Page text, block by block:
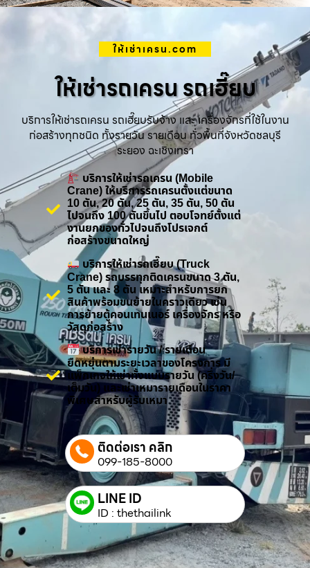
ให้เช่าเครน.com
ให้เช่ารถเครน รถเฮี๊ยบ
บริการให้เช่ารถเครน รถเฮี๊ยบรับจ้าง และ เครื่องจักรที่ใช้ในงาน
ก่อสร้างทุกชนิด ทั้งรายวัน รายเดือน ทั่วพื้นที่จังหวัดชลบุรี
ระยอง ฉะเชิงเทรา
บริการให้เช่ารถเครน (Mobile
Crane) ให้บริการรถเครนตั้งแต่ขนาด
10 ตัน, 20 ตัน, 25 ตัน, 35 ตัน, 50 ตัน
ไปจนถึง 100 ตันขึ้นไป ตอบโจทย์ตั้งแต่
งานยกของทั่วไปจนถึงโปรเจกต์
ก่อสร้างขนาดใหญ่
บริการให้เช่ารถเฮี๊ยบ (Truck
Crane) รถบรรทุกติดเครนขนาด 3 ตัน,
5 ตัน และ 8 ตัน เหมาะสำหรับการยก
สินค้าพร้อมขนย้ายในคราวเดียว เช่น
การย้ายตู้คอนเทนเนอร์ เครื่องจักร หรือ
วัสดุก่อสร้าง
บริการเช่ารายวัน / รายเดือน
ยืดหยุ่นตามระยะเวลาของโครงการ มี
แพ็กเกจให้เช่าทั้งแบบรายวัน (ครึ่งวัน/
เต็มวัน) และเช่าเหมารายเดือนในราคา
พิเศษสำหรับผู้รับเหมา
ติดต่อเรา คลิก
099-185-8000
LINE ID
ID : thethailink